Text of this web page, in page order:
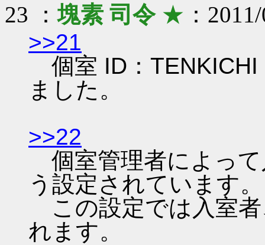
23 ：塊素 司令★ ：
>>21
個室 ID：TENKICHI
ました。
>>22
個室管理者によっ
う設定されています。
この設定では入室者
れます。